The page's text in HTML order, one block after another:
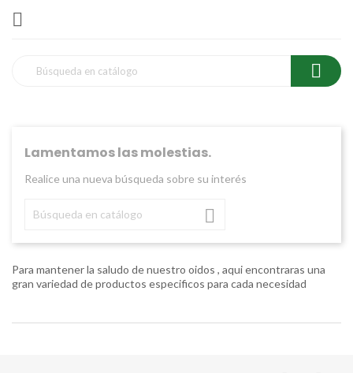


Lamentamos las molestias.
Realice una nueva búsqueda sobre su interés

Para mantener la saludo de nuestro oidos , aqui encontraras una
gran variedad de productos especificos para cada necesidad